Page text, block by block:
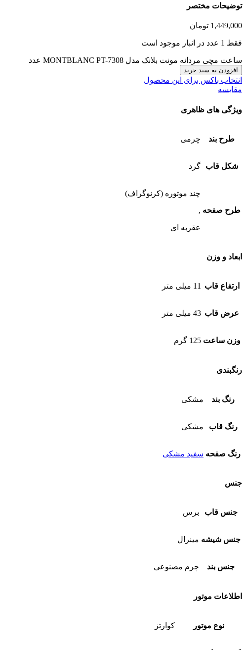
توضیحات مختصر
1,449,000 تومان
فقط 1 عدد در انبار موجود است
ساعت مچی مردانه مونت بلانک مدل MONTBLANC PT-7308 عدد
افزودن به سبد خرید
انتخاب باکس برای این محصول
مقایسه
ویژگی های ظاهری
طرح بند چرمی
شکل قاب گرد
طرح صفحه
چند موتوره (کرنوگراف)
,
عقربه ای
ابعاد و وزن
ارتفاع قاب 11 میلی متر
عرض قاب 43 میلی متر
وزن ساعت 125 گرم
رنگبندی
رنگ بند مشکی
رنگ قاب مشکی
رنگ صفحه سفید مشکی
جنس
جنس قاب برس
جنس شیشه مینرال
جنس بند چرم مصنوعی
اطلاعات موتور
نوع موتور کوارتز